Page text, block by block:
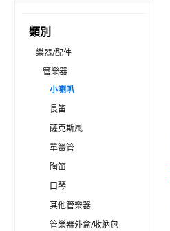
類別
樂器/配件
管樂器
小喇叭
長笛
薩克斯風
單簧管
陶笛
口琴
其他管樂器
管樂器外盒/收納包